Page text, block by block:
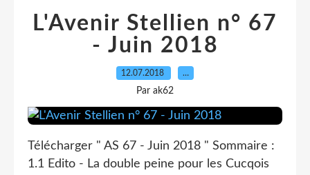
L'Avenir Stellien n° 67
- Juin 2018
12.07.2018 …
Par ak62
Télécharger " AS 67 - Juin 2018 " Sommaire :
1.1 Edito - La double peine pour les Cucqois